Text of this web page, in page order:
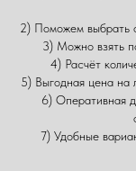
2) Поможем выбрать
3) Можно взять
4) Расчёт
5) Выгодная цена на
6) Оперативная
7) Удобные